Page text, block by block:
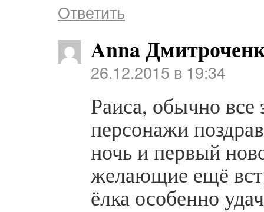
Ответить
Anna
26.12.2015 в 19:34
Раиса, обычно все
персонажи
ночь и первый
желающие ещё
ёлка особенно